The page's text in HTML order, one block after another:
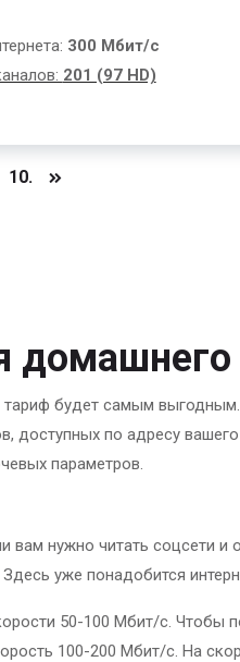
300 Мбит/с
201 (97 HD)
10.
будет самым
доступных по адресу
параметров.
нужно читать соцсети и
уже понадобится
50-100 Мбит/с. Чтобы
100-200 Мбит/с. На